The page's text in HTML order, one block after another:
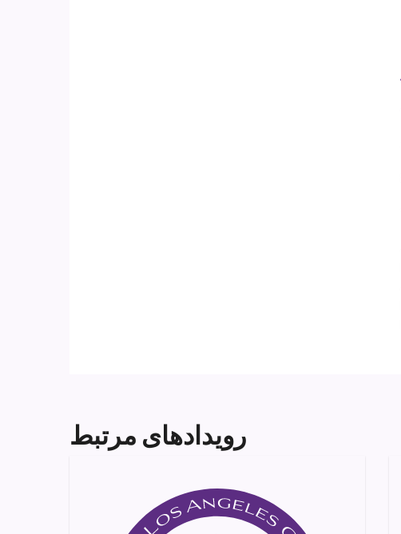
رویدادهای مرتبط